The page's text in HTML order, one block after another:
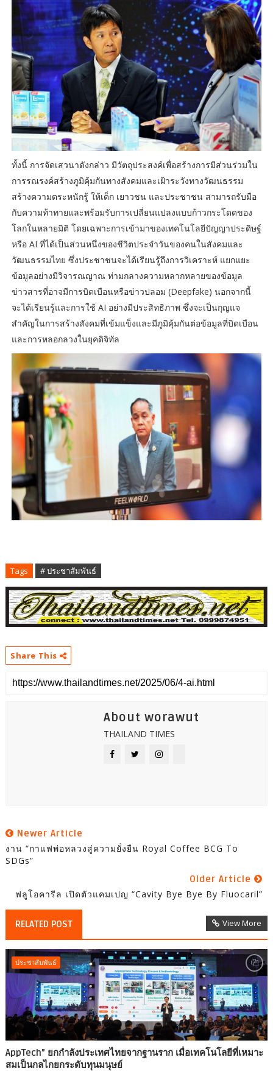
ทั้งนี้ การจัดเสวนาดังกล่าว มีวัตถุประสงค์เพื่อสร้างการมีส่วนร่วมใน
การรณรงค์สร้างภูมิคุ้มกันทางสังคมและเฝ้าระวังทางวัฒนธรรม
สร้างความตระหนักรู้ ให้เด็ก เยาวชน และประชาชน สามารถรับมือ
กับความท้าทายและพร้อมรับการเปลี่ยนแปลงแบบก้าวกระโดดของ
โลกในหลายมิติ โดยเฉพาะการเข้ามาของเทคโนโลยีปัญญาประดิษฐ์
หรือ AI ที่ได้เป็นส่วนหนึ่งของชีวิตประจำวันของคนในสังคมและ
วัฒนธรรมไทย ซึ่งประชาชนจะได้เรียนรู้ถึงการวิเคราะห์ แยกแยะ
ข้อมูลอย่างมีวิจารณญาณ ท่ามกลางความหลากหลายของข้อมูล
ข่าวสารที่อาจมีการบิดเบือนหรือข่าวปลอม (Deepfake) นอกจากนี้
จะได้เรียนรู้และการใช้ AI อย่างมีประสิทธิภาพ ซึ่งจะเป็นกุญแจ
สำคัญในการสร้างสังคมที่เข้มแข็งและมีภูมิคุ้มกันต่อข้อมูลที่บิดเบือน
และการหลอกลวงในยุคดิจิทัล
Tags # ประชาสัมพันธ์
Share This
About worawut
THAILAND TIMES
Newer Article
งาน “กาแฟพ่อหลวงสู่ความยั่งยืน Royal Coffee BCG To
SDGs”
Older Article
ฟลูโอคารีล เปิดตัวแคมเปญ “Cavity Bye Bye By Fluocaril”
RELATED POST View More
ประชาสัมพันธ์
AppTech”​ ยกกำลังประเทศไทยจากฐานราก เมื่อเทคโนโลยีที่เหมาะ
สมเป็นกลไกยกระดับทุนมนุษย์